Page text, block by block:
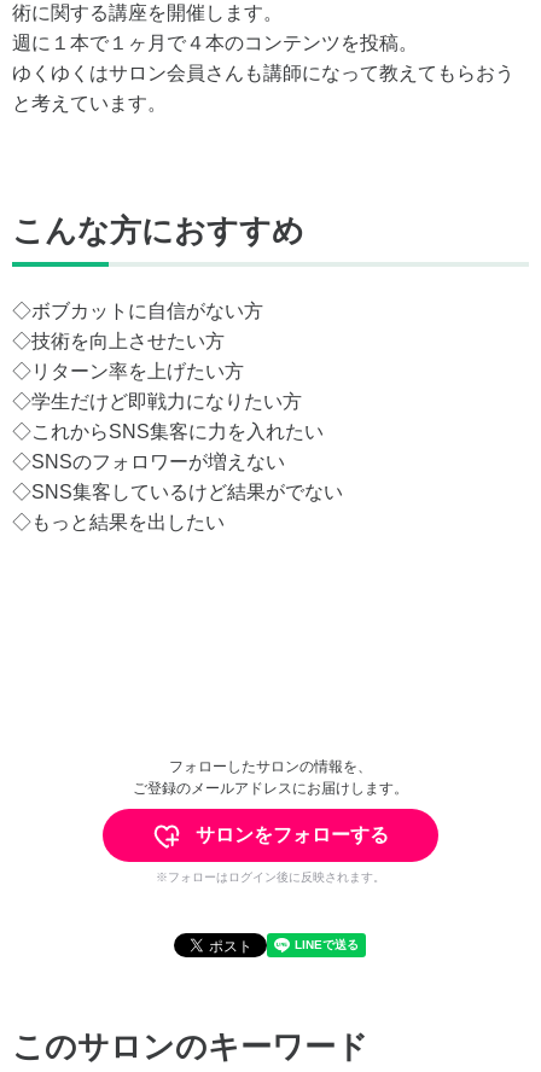
術に関する講座を開催します。
週に１本で１ヶ月で４本のコンテンツを投稿。
ゆくゆくはサロン会員さんも講師になって教えてもらおう
と考えています。
こんな方におすすめ
◇ボブカットに自信がない方
◇技術を向上させたい方
◇リターン率を上げたい方
◇学生だけど即戦力になりたい方
◇これからSNS集客に力を入れたい
◇SNSのフォロワーが増えない
◇SNS集客しているけど結果がでない
◇もっと結果を出したい
フォローしたサロンの情報を、
ご登録のメールアドレスにお届けします。
サロンをフォローする
※フォローはログイン後に反映されます。
このサロンのキーワード